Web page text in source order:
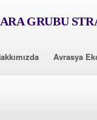
GRUBU
Avrasya